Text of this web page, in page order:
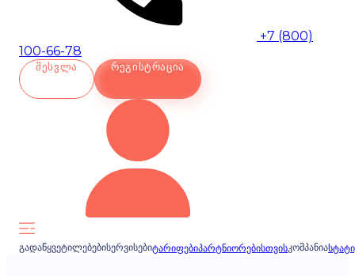
+7 (800)
100-66-78
ᲨᲔᲡᲕᲚᲐ ᲠᲔᲒᲘᲡᲢᲠᲐᲪᲘᲐ
ᲒᲐᲓᲐᲬᲧᲕᲔᲢᲘᲚᲔᲑᲔᲑᲘᲡᲔᲠᲕᲘᲡᲔᲑᲘᲢᲐᲠᲘᲤᲔᲑᲘᲞᲐᲠᲢᲜᲘᲝᲠᲔᲑᲘᲡᲗᲕᲘᲡᲙᲝᲛᲞᲐᲜᲘᲐ